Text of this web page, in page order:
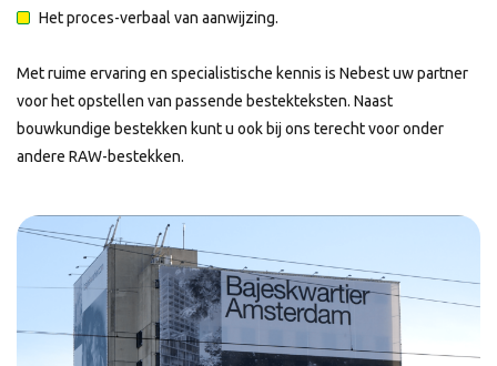
Het proces-verbaal van aanwijzing.
Met ruime ervaring en specialistische kennis is Nebest uw partner
voor het opstellen van passende bestekteksten. Naast
bouwkundige bestekken kunt u ook bij ons terecht voor onder
andere RAW-bestekken.